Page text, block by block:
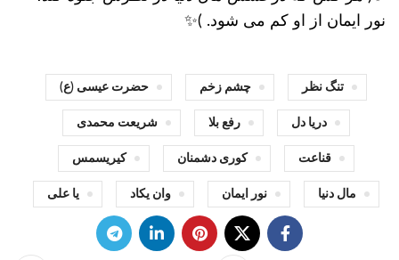
نور ایمان از او کم می شود. )✨
تنگ نظر چشم زخم حضرت عیسی (ع)
دریا دل رفع بلا شریعت محمدی
قناعت کوری دشمنان کیریسمس
مال دنیا نور ایمان وان یکاد یا علی